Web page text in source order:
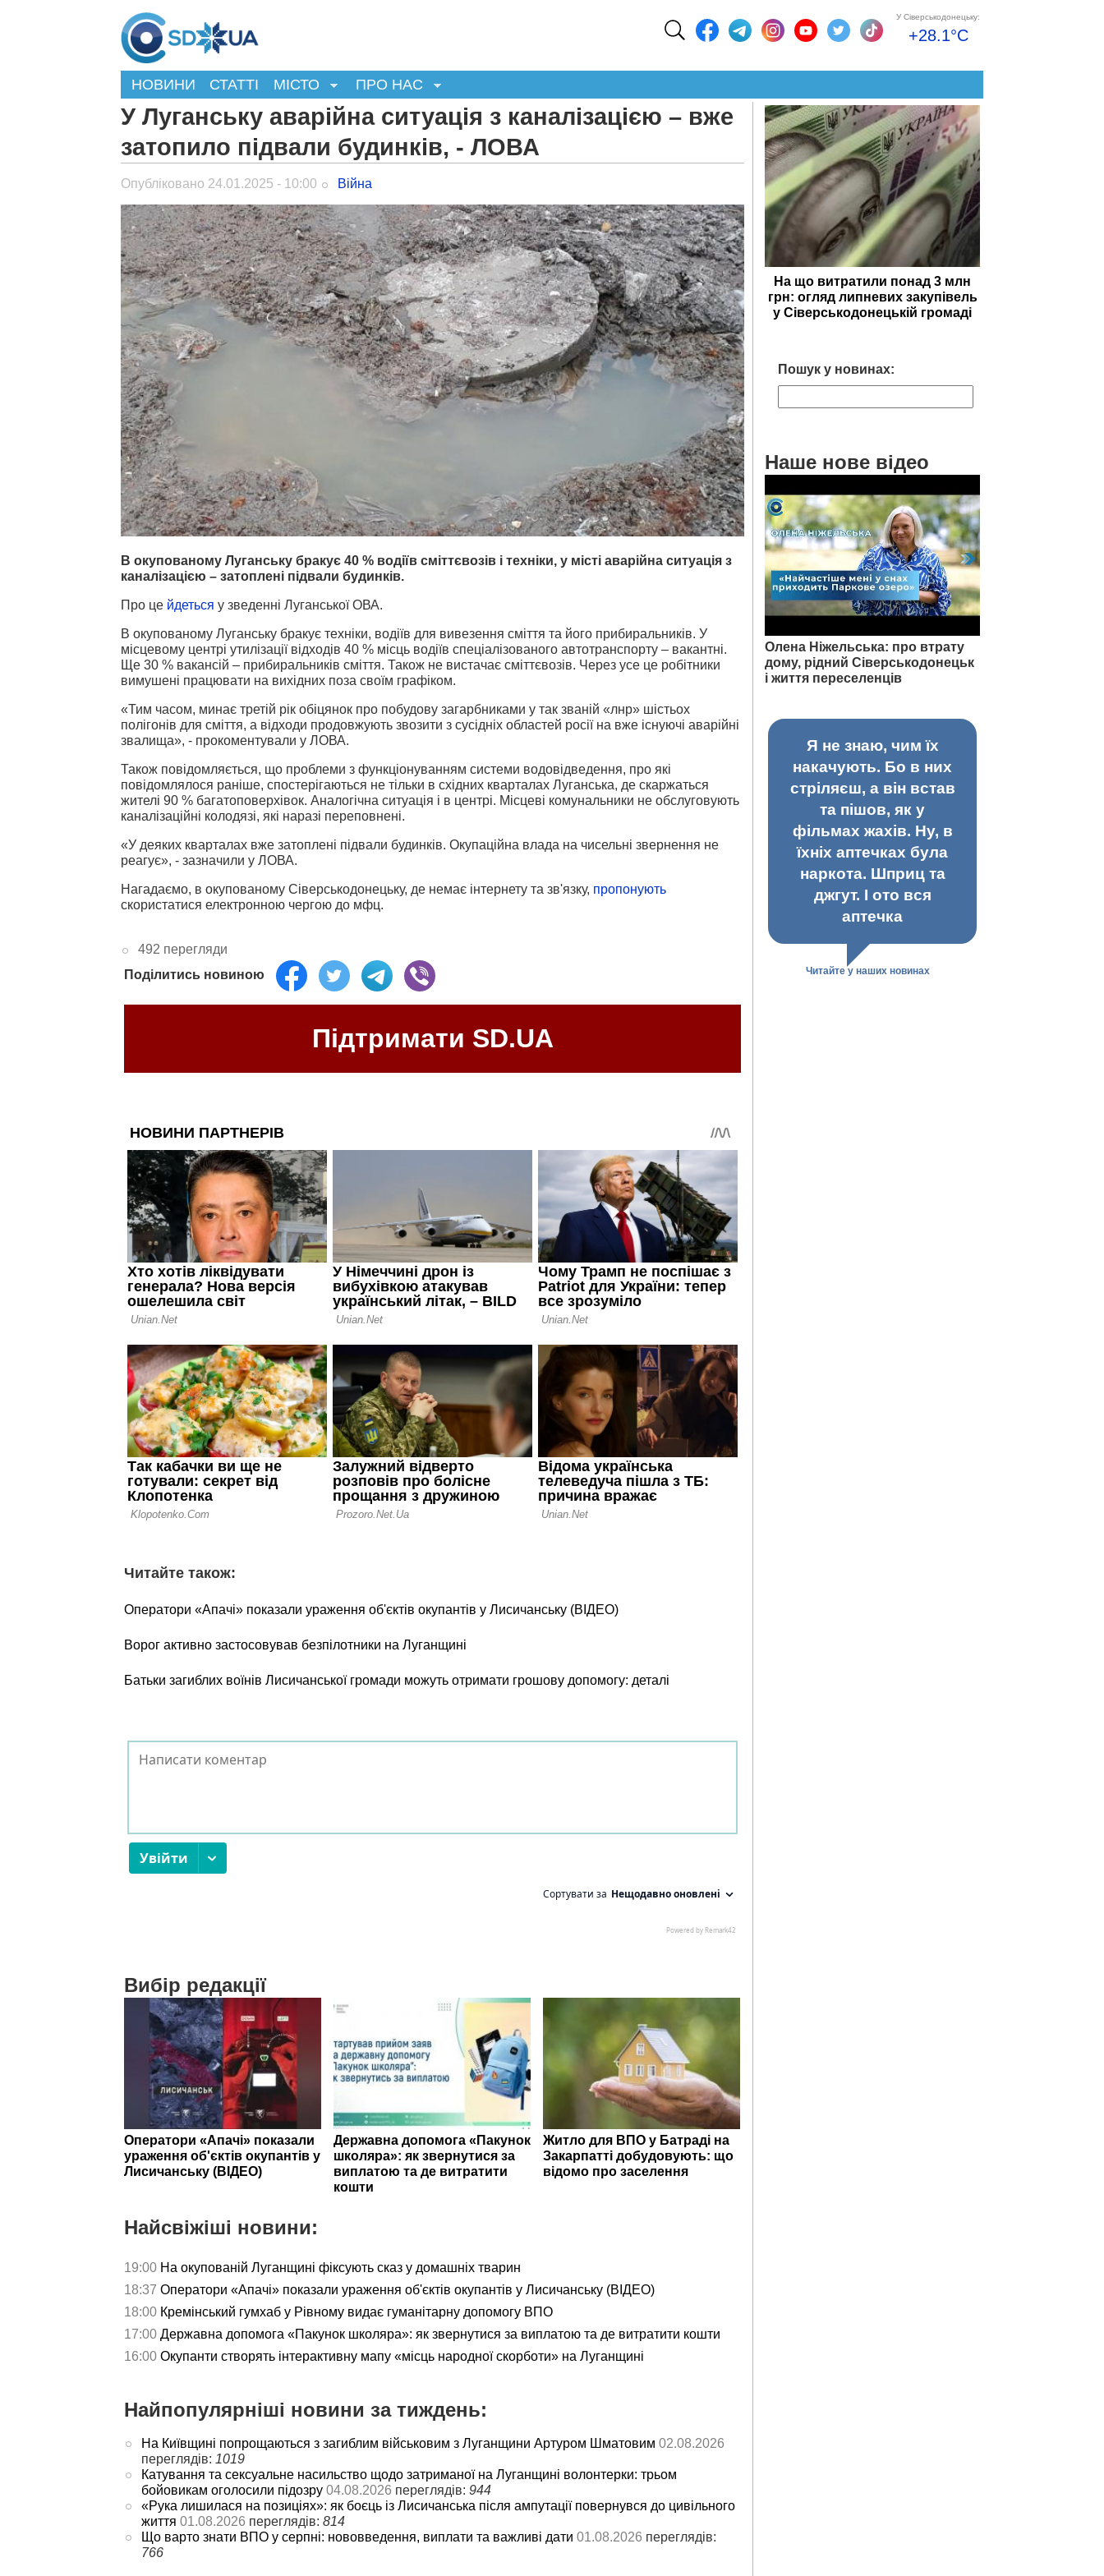
У Сіверськодонецьку:
+28.1°C
НОВИНИ СТАТТІ МІСТО ПРО НАС
У Луганську аварійна ситуація з каналізацією – вже
затопило підвали будинків, - ЛОВА
Опубліковано 24.01.2025 - 10:00 Війна
В окупованому Луганську бракує 40 % водіїв сміттєвозів і техніки, у місті аварійна ситуація з
каналізацією – затоплені підвали будинків.
Про це йдеться у зведенні Луганської ОВА.
В окупованому Луганську бракує техніки, водіїв для вивезення сміття та його прибиральників. У
місцевому центрі утилізації відходів 40 % місць водіїв спеціалізованого автотранспорту – вакантні.
Ще 30 % вакансій – прибиральників сміття. Також не вистачає сміттєвозів. Через усе це робітники
вимушені працювати на вихідних поза своїм графіком.
«Тим часом, минає третій рік обіцянок про побудову загарбниками у так званій «лнр» шістьох
полігонів для сміття, а відходи продовжують звозити з сусідніх областей росії на вже існуючі аварійні
звалища», - прокоментували у ЛОВА.
Також повідомляється, що проблеми з функціонуванням системи водовідведення, про які
повідомлялося раніше, спостерігаються не тільки в східних кварталах Луганська, де скаржаться
жителі 90 % багатоповерхівок. Аналогічна ситуація і в центрі. Місцеві комунальники не обслуговують
каналізаційні колодязі, які наразі переповнені.
«У деяких кварталах вже затоплені підвали будинків. Окупаційна влада на чисельні звернення не
реагує», - зазначили у ЛОВА.
Нагадаємо, в окупованому Сіверськодонецьку, де немає інтернету та зв'язку, пропонують
скористатися електронною чергою до мфц.
492 перегляди
Поділитись новиною
Підтримати SD.UA
Читайте також:
Оператори «Апачі» показали ураження об'єктів окупантів у Лисичанську (ВІДЕО)
Ворог активно застосовував безпілотники на Луганщині
Батьки загиблих воїнів Лисичанської громади можуть отримати грошову допомогу: деталі
Вибір редакції
Оператори «Апачі» показали
ураження об'єктів окупантів у
Лисичанську (ВІДЕО)
Державна допомога «Пакунок
школяра»: як звернутися за
виплатою та де витратити
кошти
Житло для ВПО у Батраді на
Закарпатті добудовують: що
відомо про заселення
Найсвіжіші новини:
19:00 На окупованій Луганщині фіксують сказ у домашніх тварин
18:37 Оператори «Апачі» показали ураження об'єктів окупантів у Лисичанську (ВІДЕО)
18:00 Кремінський гумхаб у Рівному видає гуманітарну допомогу ВПО
17:00 Державна допомога «Пакунок школяра»: як звернутися за виплатою та де витратити кошти
16:00 Окупанти створять інтерактивну мапу «місць народної скорботи» на Луганщині
Найпопулярніші новини за тиждень:
На Київщині попрощаються з загиблим військовим з Луганщини Артуром Шматовим 02.08.2026
переглядів: 1019
Катування та сексуальне насильство щодо затриманої на Луганщині волонтерки: трьом
бойовикам оголосили підозру 04.08.2026 переглядів: 944
«Рука лишилася на позиціях»: як боєць із Лисичанська після ампутації повернувся до цивільного
життя 01.08.2026 переглядів: 814
Що варто знати ВПО у серпні: нововведення, виплати та важливі дати 01.08.2026 переглядів:
766
На що витратили понад 3 млн
грн: огляд липневих закупівель
у Сіверськодонецькій громаді
Пошук у новинах:
Наше нове відео
Олена Ніжельська: про втрату
дому, рідний Сіверськодонецьк
і життя переселенців
Я не знаю, чим їх
накачують. Бо в них
стріляєш, а він встав
та пішов, як у
фільмах жахів. Ну, в
їхніх аптечках була
наркота. Шприц та
джгут. І ото вся
аптечка
Читайте у наших новинах